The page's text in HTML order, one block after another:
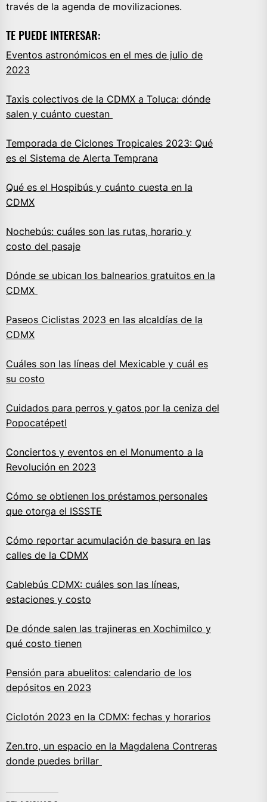
través de la agenda de movilizaciones.
TE PUEDE INTERESAR:
Eventos astronómicos en el mes de julio de
2023
Taxis colectivos de la CDMX a Toluca: dónde
salen y cuánto cuestan
Temporada de Ciclones Tropicales 2023: Qué
es el Sistema de Alerta Temprana
Qué es el Hospibús y cuánto cuesta en la
CDMX
Nochebús: cuáles son las rutas, horario y
costo del pasaje
Dónde se ubican los balnearios gratuitos en la
CDMX
Paseos Ciclistas 2023 en las alcaldías de la
CDMX
Cuáles son las líneas del Mexicable y cuál es
su costo
Cuidados para perros y gatos por la ceniza del
Popocatépetl
Conciertos y eventos en el Monumento a la
Revolución en 2023
Cómo se obtienen los préstamos personales
que otorga el ISSSTE
Cómo reportar acumulación de basura en las
calles de la CDMX
Cablebús CDMX: cuáles son las líneas,
estaciones y costo
De dónde salen las trajineras en Xochimilco y
qué costo tienen
Pensión para abuelitos: calendario de los
depósitos en 2023
Ciclotón 2023 en la CDMX: fechas y horarios
Zen.tro, un espacio en la Magdalena Contreras
donde puedes brillar